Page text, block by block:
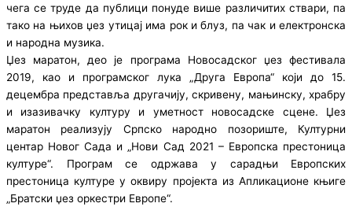
чега се труде да публици понуде више различитих ствари, па
тако на њихов џез утицај има рок и блуз, па чак и електронска
и народна музика.
Џез маратон, део је програма Новосадског џез фестивала
2019, као и програмског лука „Друга Европа“ који до 15.
децембра представља другачију, скривену, мањинску, храбру
и изазивачку културу и уметност новосадске сцене. Џез
маратон реализују Српско народно позориште, Културни
центар Новог Сада и „Нови Сад 2021 – Европска престоница
културе“. Програм се одржава у сарадњи Европских
престоница културе у оквиру пројекта из Апликационе књиге
„Братски џез оркестри Европе“.